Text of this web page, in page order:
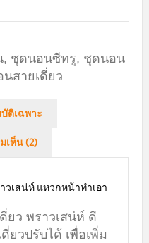
, ชุดนอนซีทรู, ชุดนอน
สายเดี่ยว
ติเฉพาะ
เห็น (2)
เสน่ห์ แหวกหน้าทำเอา
ยว พราวเสน่ห์ ดี
ยวปรับได้ เพื่อเพิ่ม